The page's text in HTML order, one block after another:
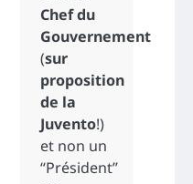
Chef du
Gouvernement
(sur
proposition
de la
Juvento!)
et non un
“Président”